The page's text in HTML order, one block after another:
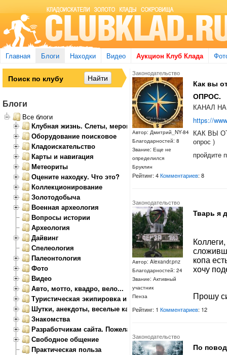
Главная Блоги Находки Видео Аукцион Клуб Клада
Законодательство
Автор: Дмитрий_NY-84
Благодарностей: 8
Звание: Еще не
определился
Бруклин
Как вы
ОПРОС.
КАНАЛ
https://
КАК ВЫ
опрос )
пройдите
Рейтинг: 4Комментариев: 8
Законодательство
Автор: Alexandr.pnz
Благодарностей: 24
Звание: Активный
участник
Пенза
Тварь я
копа
хочу
Прошу
Рейтинг: 1Комментариев: 12
Законодательство
По
Блоги
Все блоги
Клубная жизнь. Слеты, мероприятия
Оборудование поисковое
Кладоискательство
Карты и навигация
Метеориты
Оцените находку. Что это?
Коллекционирование
Золотодобыча
Военная археология
Вопросы истории
Археология
Дайвинг
Спелеология
Палеонтология
Фото
Видео
Авто, мотто, квадро, вело...
Туристическая экипировка и снаряжение
Шутки, анекдоты, веселые картинки
Знакомства
Разработчикам сайта. Пожелания, замечания.
Свободное общение
Практическая польза